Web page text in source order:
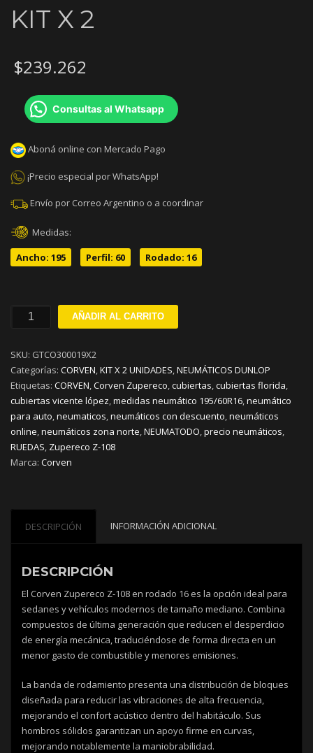
KIT X 2
$239.262
Consultas al Whatsapp
Aboná online con Mercado Pago
¡Precio especial por WhatsApp!
Envío por Correo Argentino o a coordinar
Medidas:
Ancho: 195
Perfil: 60 Rodado: 16
195/60R16
Z-
108
89H
KIT
X
2
cantidad
AÑADIR AL CARRITO
SKU: GTCO300019X2
Categorías: CORVEN,KIT X 2 UNIDADES,NEUMÁTICOS DUNLOP
Etiquetas: CORVEN,Corven Zupereco,cubiertas,cubiertas florida,
cubiertas vicente lópez,medidas neumático 195/60R16,neumático
para auto,neumaticos,neumáticos con descuento,neumáticos
online,neumáticos zona norte,NEUMATODO,precio neumáticos,
RUEDAS, Zupereco Z-108
Marca: Corven
DESCRIPCIÓN INFORMACIÓN ADICIONAL
DESCRIPCIÓN
El Corven Zupereco Z-108 en rodado 16 es la opción ideal para
sedanes y vehículos modernos de tamaño mediano. Combina
compuestos de última generación que reducen el desperdicio
de energía mecánica, traduciéndose de forma directa en un
menor gasto de combustible y menores emisiones.
La banda de rodamiento presenta una distribución de bloques
diseñada para reducir las vibraciones de alta frecuencia,
mejorando el confort acústico dentro del habitáculo. Sus
hombros sólidos garantizan un apoyo firme en curvas,
mejorando notablemente la maniobrabilidad.